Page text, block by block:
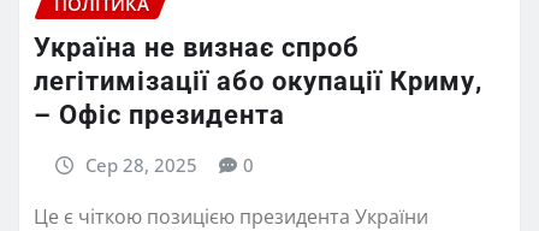
Україна не визнає спроб
легітимізації або окупації Криму,
– Офіс президента
Сер 28, 2025 0
Це є чіткою позицією президента України